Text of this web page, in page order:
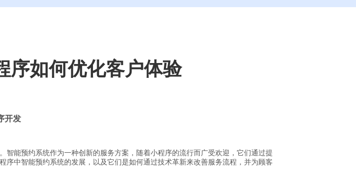
序如何优化客户体验
开发
能预约系统作为一种创新的服务方案，随着小程序的流行而广受欢迎，它们通过提
中智能预约系统的发展，以及它们是如何通过技术革新来改善服务流程，并为顾客